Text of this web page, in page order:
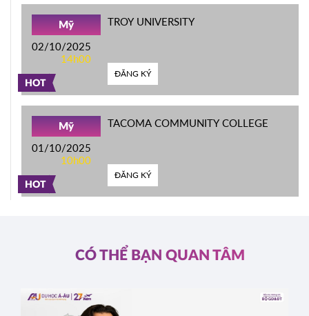
HOT
Mỹ
02/10/2025
14h00
TROY UNIVERSITY
ĐĂNG KÝ
HOT
Mỹ
01/10/2025
10h00
TACOMA COMMUNITY COLLEGE
ĐĂNG KÝ
CÓ THỂ BẠN QUAN TÂM